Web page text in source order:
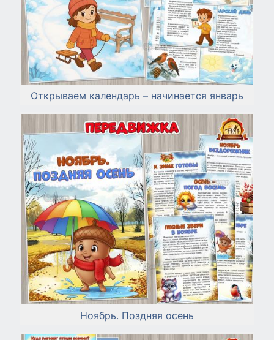
Открываем календарь – начинается январь
Ноябрь. Поздняя осень